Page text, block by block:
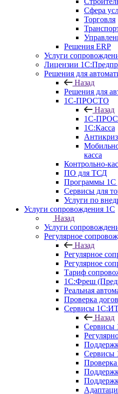
Сфера
Торговля
Решения ERP
Услуги
Лицензии
Решения для
Назад
Решения для
1С-ПРОСТО
Назад
1С-
1С:Касса
касса
Контрольно-
ПО для ТСД
Программы 1С
Сервисы для
Услуги по
Услуги сопровождения 1С
Назад
Услуги
Регулярное
Назад
Регулярное
Регулярное
Тариф
1С:Фреш
Реальная
Проверка
Сервисы
Назад